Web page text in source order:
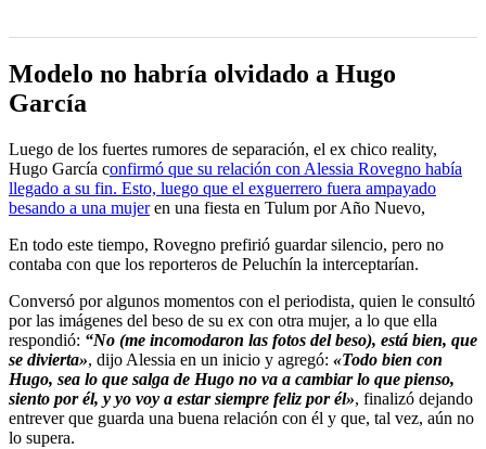
Modelo no habría olvidado a Hugo
García
Luego de los fuertes rumores de separación, el ex chico reality,
Hugo García confirmó que su relación con Alessia Rovegno había
llegado a su fin. Esto, luego que el exguerrero fuera ampayado
besando a una mujeren una fiesta en Tulum por Año Nuevo,
En todo este tiempo, Rovegno prefirió guardar silencio, pero no
contaba con que los reporteros de Peluchín la interceptarían.
Conversó por algunos momentos con el periodista, quien le consultó
por las imágenes del beso de su ex con otra mujer, a lo que ella
respondió: “No (me incomodaron las fotos del beso), está bien, que
se divierta», dijo Alessia en un inicio y agregó: «Todo bien con
Hugo, sea lo que salga de Hugo no va a cambiar lo que pienso,
siento por él, y yo voy a estar siempre feliz por él», finalizó dejando
entrever que guarda una buena relación con él y que, tal vez, aún no
lo supera.